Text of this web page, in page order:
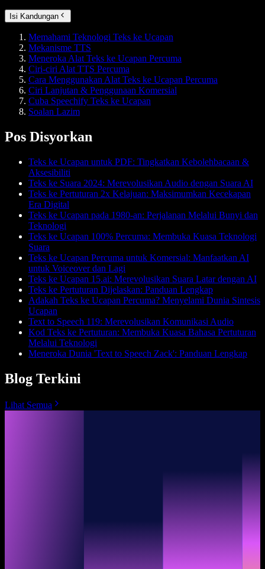
Isi Kandungan
Memahami Teknologi Teks ke Ucapan
Mekanisme TTS
Meneroka Alat Teks ke Ucapan Percuma
Ciri-ciri Alat TTS Percuma
Cara Menggunakan Alat Teks ke Ucapan Percuma
Ciri Lanjutan & Penggunaan Komersial
Cuba Speechify Teks ke Ucapan
Soalan Lazim
Pos Disyorkan
Teks ke Ucapan untuk PDF: Tingkatkan Kebolehbacaan &
Aksesibiliti
Teks ke Suara 2024: Merevolusikan Audio dengan Suara AI
Teks ke Pertuturan 2x Kelajuan: Maksimumkan Kecekapan
Era Digital
Teks ke Ucapan pada 1980-an: Perjalanan Melalui Bunyi dan
Teknologi
Teks ke Ucapan 100% Percuma: Membuka Kuasa Teknologi
Suara
Teks ke Ucapan Percuma untuk Komersial: Manfaatkan AI
untuk Voiceover dan Lagi
Teks ke Ucapan 15.ai: Merevolusikan Suara Latar dengan AI
Teks ke Pertuturan Dijelaskan: Panduan Lengkap
Adakah Teks ke Ucapan Percuma? Menyelami Dunia Sintesis
Ucapan
Text to Speech 119: Merevolusikan Komunikasi Audio
Kod Teks ke Pertuturan: Membuka Kuasa Bahasa Pertuturan
Melalui Teknologi
Meneroka Dunia 'Text to Speech Zack': Panduan Lengkap
Blog Terkini
Lihat Semua